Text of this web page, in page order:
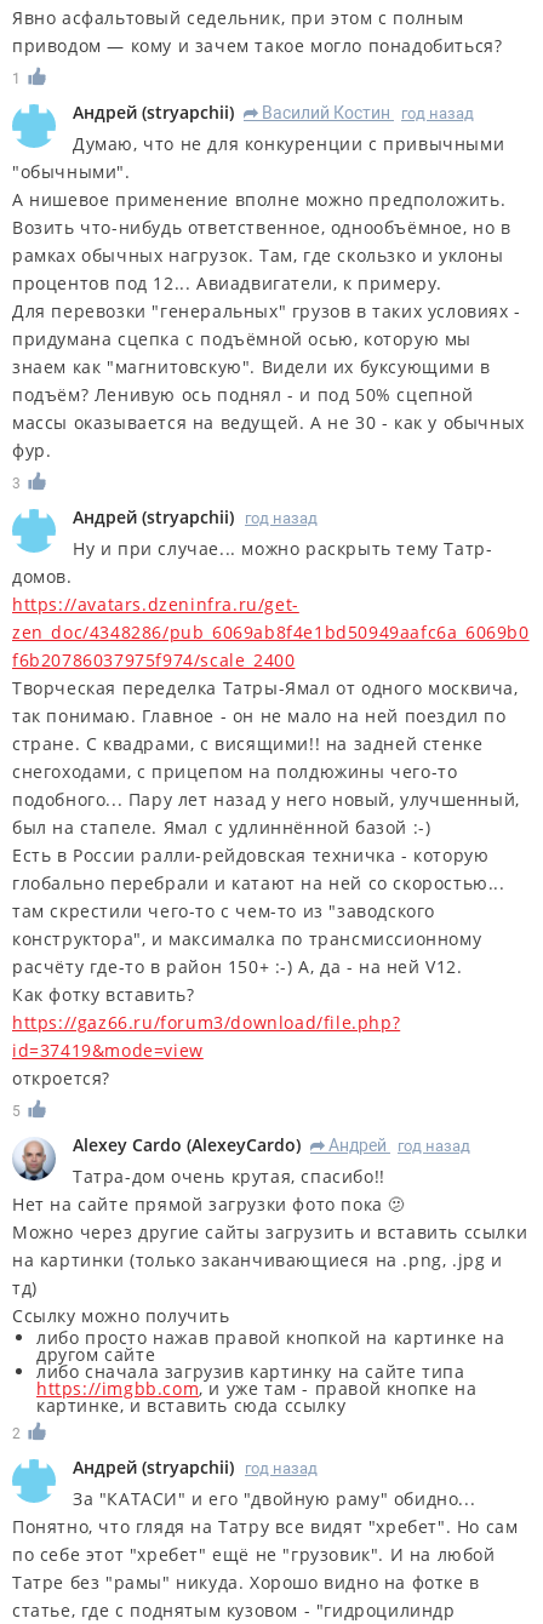
Явно асфальтовый седельник, при этом с полным
приводом — кому и зачем такое могло понадобиться?
1
Андрей (stryapchii) R Василий Костин год назад
Думаю, что не для конкуренции с привычными
"обычными".
А нишевое применение вполне можно предположить.
Возить что-нибудь ответственное, однообъёмное, но в
рамках обычных нагрузок. Там, где скользко и уклоны
процентов под 12... Авиадвигатели, к примеру.
Для перевозки "генеральных" грузов в таких условиях -
придумана сцепка с подъёмной осью, которую мы
знаем как "магнитовскую". Видели их буксующими в
подъём? Ленивую ось поднял - и под 50% сцепной
массы оказывается на ведущей. А не 30 - как у обычных
фур.
3
Андрей (stryapchii) год назад
Ну и при случае... можно раскрыть тему Татр-
домов.
https://avatars.dzeninfra.ru/get-
zen_doc/4348286/pub_6069ab8f4e1bd50949aafc6a_6069b0
f6b20786037975f974/scale_2400
Творческая переделка Татры-Ямал от одного москвича,
так понимаю. Главное - он не мало на ней поездил по
стране. С квадрами, с висящими!! на задней стенке
снегоходами, с прицепом на полдюжины чего-то
подобного... Пару лет назад у него новый, улучшенный,
был на стапеле. Ямал с удлиннённой базой :-)
Есть в России ралли-рейдовская техничка - которую
глобально перебрали и катают на ней со скоростью...
там скрестили чего-то с чем-то из "заводского
конструктора", и максималка по трансмиссионному
расчёту где-то в район 150+ :-) А, да - на ней V12.
Как фотку вставить?
https://gaz66.ru/forum3/download/file.php?
id=37419&mode=view
откроется?
5
Alexey Cardo (AlexeyCardo) R Андрей год назад
Татра-дом очень крутая, спасибо!!
Нет на сайте прямой загрузки фото пока 🫤
Можно через другие сайты загрузить и вставить ссылки
на картинки (только заканчивающиеся на .png, .jpg и
тд)
Ссылку можно получить
либо просто нажав правой кнопкой на картинке на
другом сайте
либо сначала загрузив картинку на сайте типа
https://imgbb.com, и уже там - правой кнопке на
картинке, и вставить сюда ссылку
2
Андрей (stryapchii) год назад
За "КАТАСИ" и его "двойную раму" обидно...
Понятно, что глядя на Татру все видят "хребет". Но сам
по себе этот "хребет" ещё не "грузовик". И на любой
Татре без "рамы" никуда. Хорошо видно на фотке в
статье, где с поднятым кузовом - "гидроцилиндр